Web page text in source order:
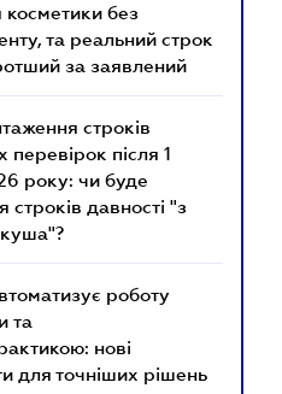
косметики без
та реальний строк
за заявлений
строків
перевірок після 1
року: чи буде
строків давності "з
роботу
та
нові
для точніших рішень